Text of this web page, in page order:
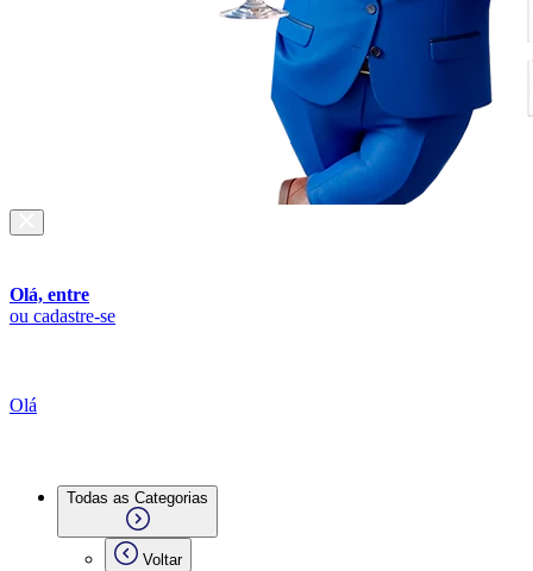
Olá, entre
ou cadastre-se
Olá
Todas as Categorias
Voltar